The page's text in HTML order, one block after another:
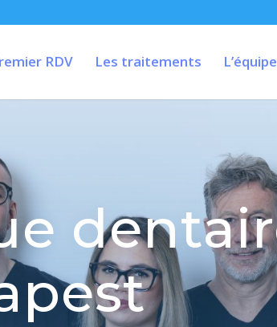
RDV Les traitements L’équipe